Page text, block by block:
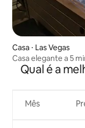
Casa ⋅ Las Vegas
Casa elegante a 5
hidromassagem,
Qual é a
Mês